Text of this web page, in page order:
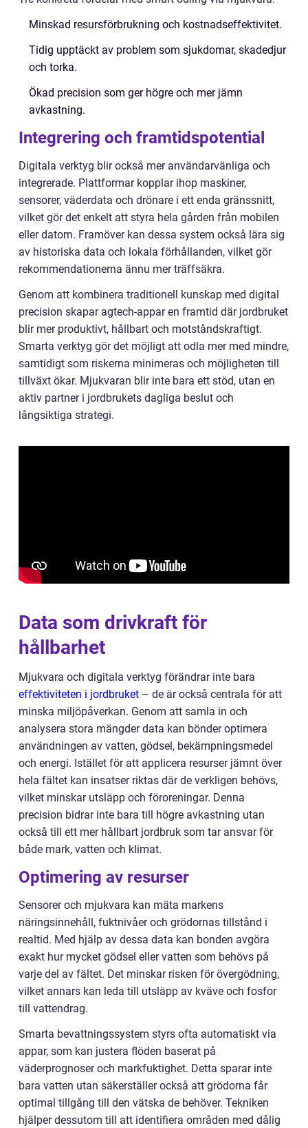
Minskad resursförbrukning och kostnadseffektivitet.
Tidig upptäckt av problem som sjukdomar, skadedjur
och torka.
Ökad precision som ger högre och mer jämn
avkastning.
Integrering och framtidspotential
Digitala verktyg blir också mer användarvänliga och
integrerade. Plattformar kopplar ihop maskiner,
sensorer, väderdata och drönare i ett enda gränssnitt,
vilket gör det enkelt att styra hela gården från mobilen
eller datorn. Framöver kan dessa system också lära sig
av historiska data och lokala förhållanden, vilket gör
rekommendationerna ännu mer träffsäkra.
Genom att kombinera traditionell kunskap med digital
precision skapar agtech-appar en framtid där jordbruket
blir mer produktivt, hållbart och motståndskraftigt.
Smarta verktyg gör det möjligt att odla mer med mindre,
samtidigt som riskerna minimeras och möjligheten till
tillväxt ökar. Mjukvaran blir inte bara ett stöd, utan en
aktiv partner i jordbrukets dagliga beslut och
långsiktiga strategi.
Data som drivkraft för
hållbarhet
Mjukvara och digitala verktyg förändrar inte bara
effektiviteten i jordbruket – de är också centrala för att
minska miljöpåverkan. Genom att samla in och
analysera stora mängder data kan bönder optimera
användningen av vatten, gödsel, bekämpningsmedel
och energi. Istället för att applicera resurser jämnt över
hela fältet kan insatser riktas där de verkligen behövs,
vilket minskar utsläpp och föroreningar. Denna
precision bidrar inte bara till högre avkastning utan
också till ett mer hållbart jordbruk som tar ansvar för
både mark, vatten och klimat.
Optimering av resurser
Sensorer och mjukvara kan mäta markens
näringsinnehåll, fuktnivåer och grödornas tillstånd i
realtid. Med hjälp av dessa data kan bonden avgöra
exakt hur mycket gödsel eller vatten som behövs på
varje del av fältet. Det minskar risken för övergödning,
vilket annars kan leda till utsläpp av kväve och fosfor
till vattendrag.
Smarta bevattningssystem styrs ofta automatiskt via
appar, som kan justera flöden baserat på
väderprognoser och markfuktighet. Detta sparar inte
bara vatten utan säkerställer också att grödorna får
optimal tillgång till den vätska de behöver. Tekniken
hjälper dessutom till att identifiera områden med dålig